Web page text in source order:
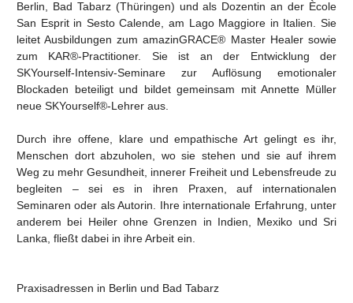
Berlin, Bad Tabarz (Thüringen) und als Dozentin an der Ècole
San Esprit in Sesto Calende, am Lago Maggiore in Italien. Sie
leitet Ausbildungen zum amazinGRACE® Master Healer sowie
zum KAR®-Practitioner. Sie ist an der Entwicklung der
SKYourself-Intensiv-Seminare zur Auflösung emotionaler
Blockaden beteiligt und bildet gemeinsam mit Annette Müller
neue SKYourself®-Lehrer aus.
Durch ihre offene, klare und empathische Art gelingt es ihr,
Menschen dort abzuholen, wo sie stehen und sie auf ihrem
Weg zu mehr Gesundheit, innerer Freiheit und Lebensfreude zu
begleiten – sei es in ihren Praxen, auf internationalen
Seminaren oder als Autorin. Ihre internationale Erfahrung, unter
anderem bei Heiler ohne Grenzen in Indien, Mexiko und Sri
Lanka, fließt dabei in ihre Arbeit ein.
Praxisadressen in Berlin und Bad Tabarz